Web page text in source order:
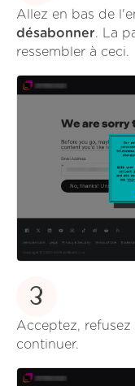
Allez en bas de
désabonner. La
ressembler à ceci.
3
Acceptez,
continuer.